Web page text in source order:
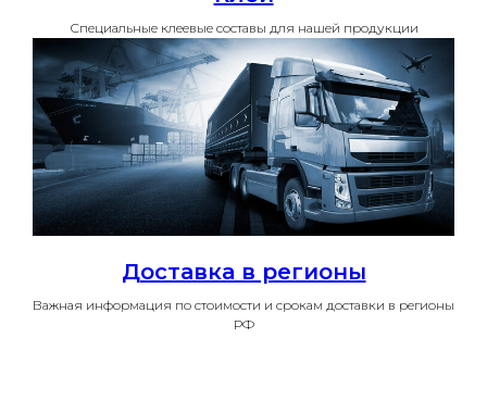
Специальные клеевые составы для нашей продукции
Доставка в регионы
Важная информация по стоимости и срокам доставки в регионы
РФ